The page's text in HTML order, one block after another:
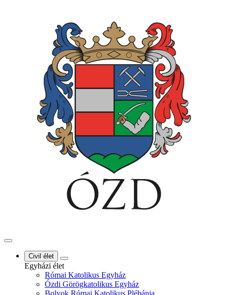
Civil élet
Egyházi élet
Római Katolikus Egyház
Ózdi Görögkatolikus Egyház